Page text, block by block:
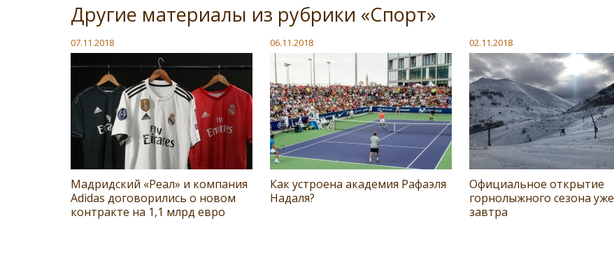
Другие материалы из рубрики «Спорт»
07.11.2018
Мадридский «Реал» и компания
Adidas договорились о новом
контракте на 1,1 млрд евро
06.11.2018
Как устроена академия Рафаэля
Надаля?
02.11.2018
Официальное открытие
горнолыжного сезона уже
завтра